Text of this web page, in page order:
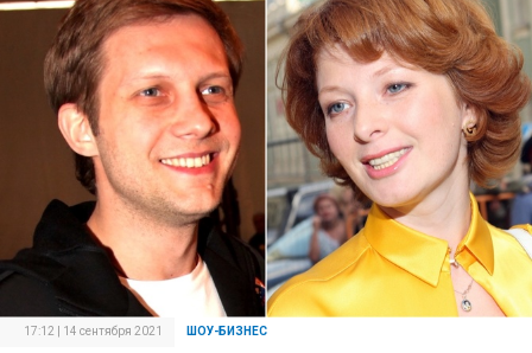
17:12 | 14 сентября 2021 ШОУ-БИЗНЕС